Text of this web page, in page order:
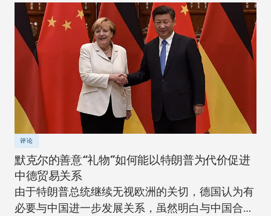
评论
默克尔的善意“礼物”如何能以特朗普为代价促进
中德贸易关系
由于特朗普总统继续无视欧洲的关切，德国认为有
必要与中国进一步发展关系，虽然明白与中国合作